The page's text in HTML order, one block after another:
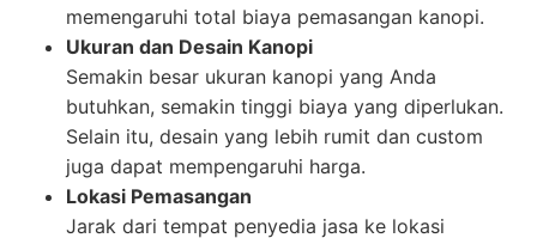
memengaruhi total biaya pemasangan kanopi.
Ukuran dan Desain Kanopi
Semakin besar ukuran kanopi yang Anda
butuhkan, semakin tinggi biaya yang diperlukan.
Selain itu, desain yang lebih rumit dan custom
juga dapat mempengaruhi harga.
Lokasi Pemasangan
Jarak dari tempat penyedia jasa ke lokasi